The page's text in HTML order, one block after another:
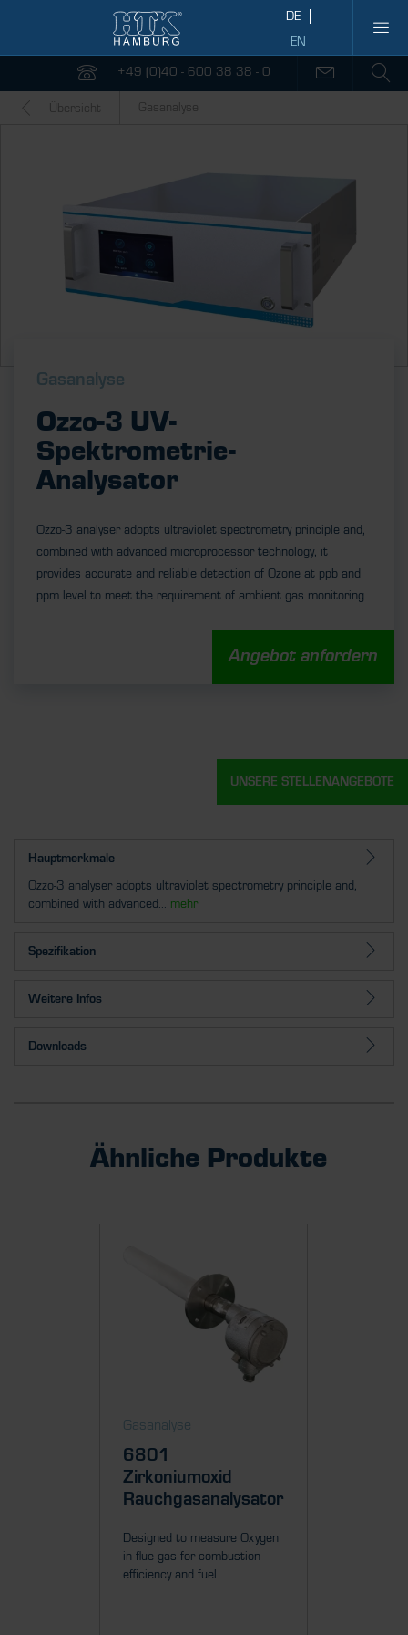
+49 (0)40 - 600 38 38 - 0
Übersicht Gasanalyse
Gasanalyse
Ozzo-3 UV-
Spektrometrie-
Analysator
Ozzo-3 analyser adopts ultraviolet spectrometry principle and,
combined with advanced microprocessor technology, it
provides accurate and reliable detection of Ozone at ppb and
ppm level to meet the requirement of ambient gas monitoring.
Angebot anfordern
Hauptmerkmale
Ozzo-3 analyser adopts ultraviolet spectrometry principle and,
combined with advanced... mehr
Spezifikation
Weitere Infos
Downloads
Ähnliche Produkte
Gasanalyse
6801
Zirkoniumoxid
Rauchgasanalysator
Designed to measure Oxygen
in flue gas for combustion
efficiency and fuel...
UNSERE STELLENANGEBOTE